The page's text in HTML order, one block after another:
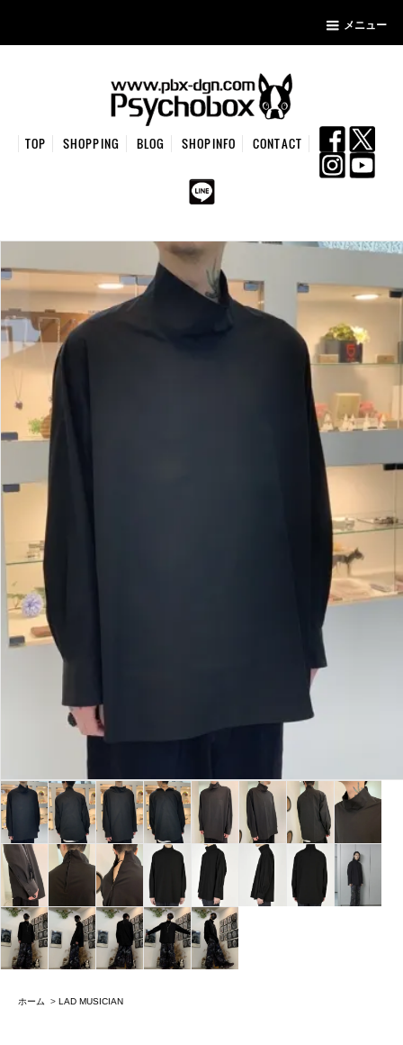
メニュー
TOP SHOPPING BLOG SHOPINFO CONTACT
ホーム > LAD MUSICIAN